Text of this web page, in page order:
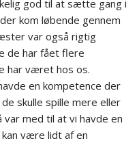
god til at sætte gang i
kom løbende gennem
var også rigtig
de har fået flere
har været hos os.
en kompetence der
skulle spille mere eller
med til at vi havde en
være lidt af en